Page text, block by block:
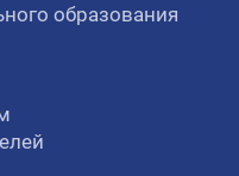
образования